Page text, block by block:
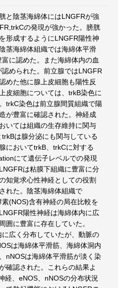
と陰茎海綿体にはLNGFRが強
の発現が強かった。膀胱
形成するようにLNGFR陽性神
茎海綿体組織では海綿体平滑
に認めた。また海綿体内の血
められた。前立腺ではLNGFR
めた他に腺上皮細胞も陽性反
皮細胞については、trkB染色に
trkC染色は前立腺間質組織で陽
が豊富に確認された。神経成
いては組織の生存維持に関与
は腺分泌にも関与している
においてtrkB、trkCに対する
にて遺伝子レベルでの発現
は粘膜下組織に豊富に分
知覚求心性神経としての役割
れた。陰茎海綿体組織で
(NOS)含有神経の局在比較を
陽性神経は海綿体内に広
囲に豊富に存在していた。
広く分布していたが、動脈の
は海綿体平滑筋、海綿体洞内
nNOSは海綿体平滑筋が淡く染
確認された。これらの結果よ
経、eNOS、nNOSの分布状況